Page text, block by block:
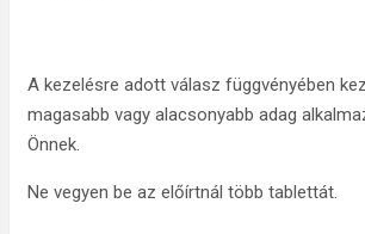
A kezelésre adott válasz függvényében
magasabb vagy alacsonyabb adag
Önnek.
Ne vegyen be az előírtnál több tablettát.